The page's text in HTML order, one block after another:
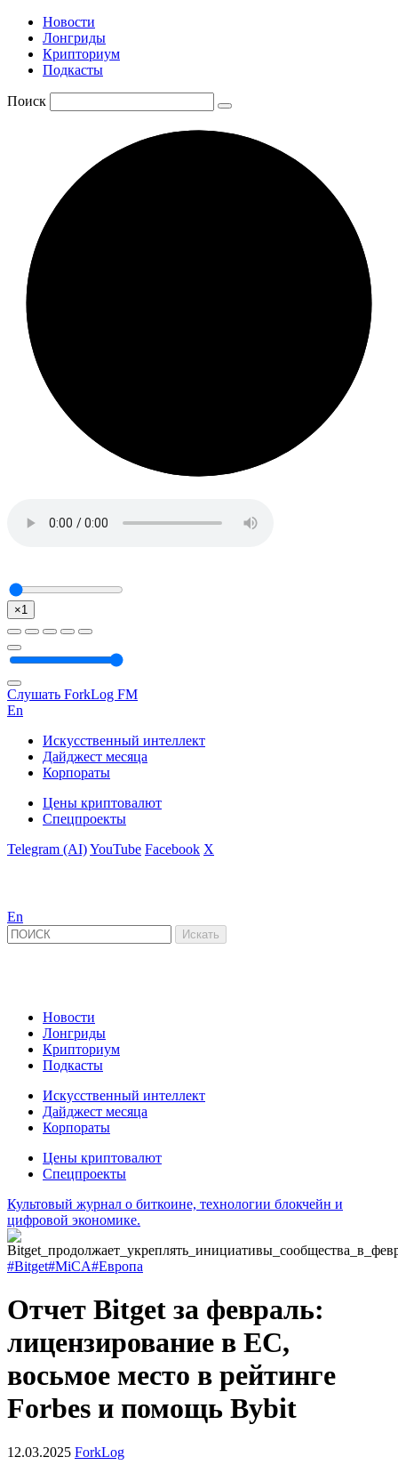
Новости
Лонгриды
Крипториум
Подкасты
Поиск
×1
Слушать ForkLog FM
En
Искусственный интеллект
Дайджест месяца
Корпораты
Цены криптовалют
Спецпроекты
Telegram (AI)YouTube Facebook X
En
Новости
Лонгриды
Крипториум
Подкасты
Искусственный интеллект
Дайджест месяца
Корпораты
Цены криптовалют
Спецпроекты
Культовый журнал о биткоине, технологии блокчейн и
цифровой экономике.
#Bitget#MiCA#Европа
Отчет Bitget за февраль:
лицензирование в ЕС,
восьмое место в рейтинге
Forbes и помощь Bybit
12.03.2025 ForkLog